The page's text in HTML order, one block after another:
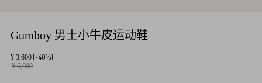
Gumboy 男士小牛皮运动鞋
¥ 3,600 (-40%)
¥ 6,000